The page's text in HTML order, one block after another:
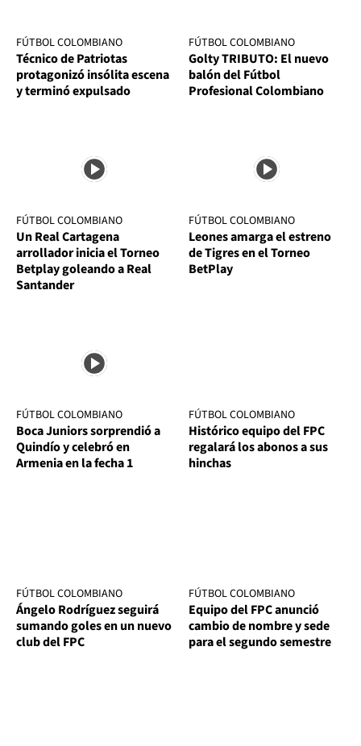
FÚTBOL COLOMBIANO
Técnico de Patriotas
protagonizó insólita escena
y terminó expulsado
FÚTBOL COLOMBIANO
Golty TRIBUTO: El nuevo
balón del Fútbol
Profesional Colombiano
FÚTBOL COLOMBIANO
Un Real Cartagena
arrollador inicia el Torneo
Betplay goleando a Real
Santander
FÚTBOL COLOMBIANO
Leones amarga el estreno
de Tigres en el Torneo
BetPlay
FÚTBOL COLOMBIANO
Boca Juniors sorprendió a
Quindío y celebró en
Armenia en la fecha 1
FÚTBOL COLOMBIANO
Histórico equipo del FPC
regalará los abonos a sus
hinchas
FÚTBOL COLOMBIANO
Ángelo Rodríguez seguirá
sumando goles en un nuevo
club del FPC
FÚTBOL COLOMBIANO
Equipo del FPC anunció
cambio de nombre y sede
para el segundo semestre